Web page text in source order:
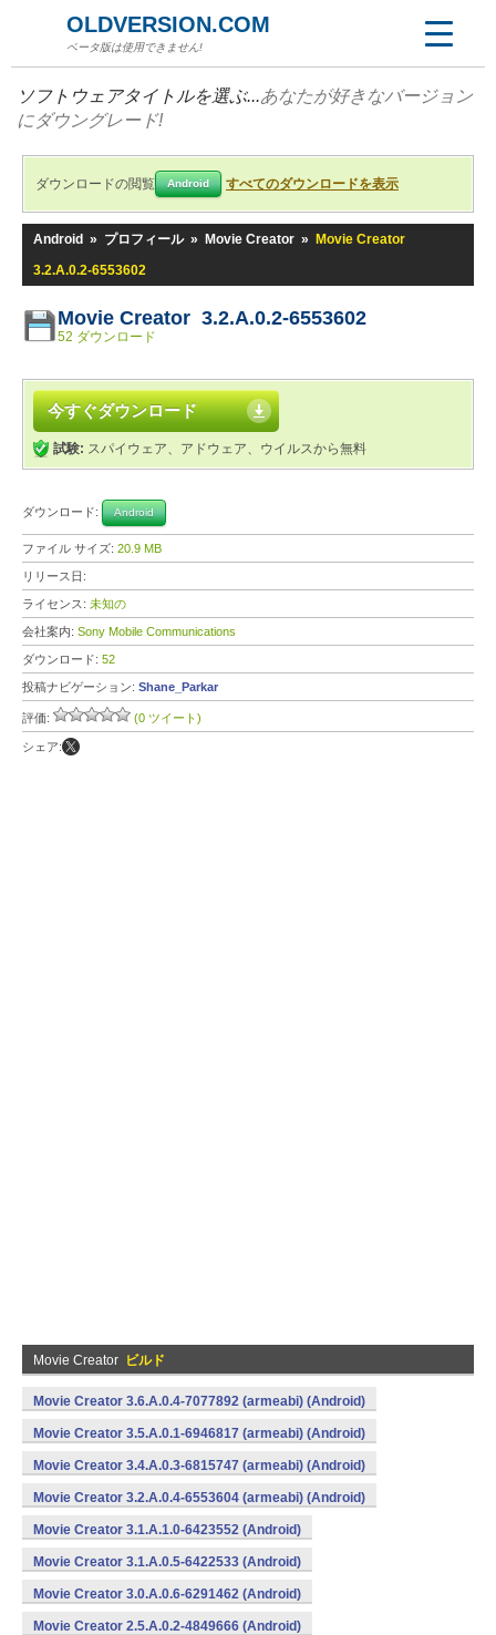
OLDVERSION.COM
ベータ版は使用できません!
ソフトウェアタイトルを選ぶ...あなたが好きなバージョン
にダウングレード!
ダウンロードの閲覧 Android すべてのダウンロードを表示
Android » プロフィール » Movie Creator »
Movie Creator
3.2.A.0.2-6553602
Movie Creator 3.2.A.0.2-6553602
52 ダウンロード
今すぐダウンロード
試験: スパイウェア、アドウェア、ウイルスから無料
ダウンロード: Android
ファイル サイズ: 20.9 MB
リリース日:
ライセンス: 未知の
会社案内: Sony Mobile Communications
ダウンロード: 52
投稿ナビゲーション: Shane_Parkar
評価: (0 ツイート)
シェア:
Movie Creator ビルド
Movie Creator 3.6.A.0.4-7077892 (armeabi) (Android)
Movie Creator 3.5.A.0.1-6946817 (armeabi) (Android)
Movie Creator 3.4.A.0.3-6815747 (armeabi) (Android)
Movie Creator 3.2.A.0.4-6553604 (armeabi) (Android)
Movie Creator 3.1.A.1.0-6423552 (Android)
Movie Creator 3.1.A.0.5-6422533 (Android)
Movie Creator 3.0.A.0.6-6291462 (Android)
Movie Creator 2.5.A.0.2-4849666 (Android)